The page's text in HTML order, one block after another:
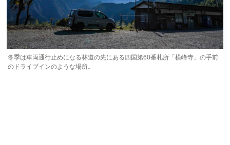
冬季は車両通行止めになる林道の先にある四国第60番札所「横峰寺」の手前
のドライブインのような場所。